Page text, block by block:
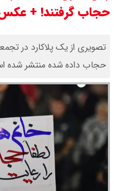
قیمت
+ جدول
آغاز شد
پرداخت ۵۰۰ میلیون تومان + لینک
۱۴۰۵ / شاخص افزایشی شد + تحلیل
حجاب گرفتند! +
تصویری از یک پلاکارد در
حجاب داده شده منتشر شده